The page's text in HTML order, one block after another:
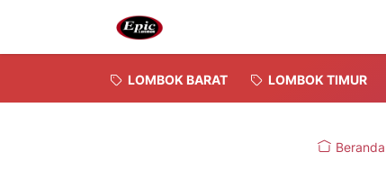
LOMBOK BARAT LOMBOK TIMUR
Beranda